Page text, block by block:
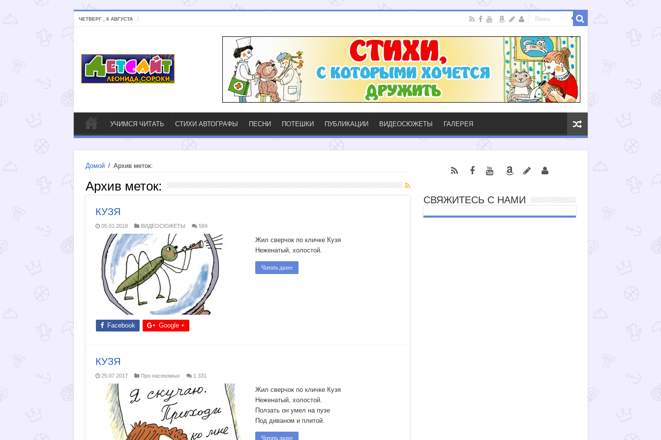
ЧЕТВЕРГ , 6 АВГУСТА
УЧИМСЯ ЧИТАТЬ СТИХИ АВТОГРАФЫ ПЕСНИ ПОТЕШКИ ПУБЛИКАЦИИ ВИДЕОСЮЖЕТЫ ГАЛЕРЕЯ
Домой / Архив меток:
Архив меток:
КУЗЯ
05.01.2018 ВИДЕОСЮЖЕТЫ 584
Жил сверчок по кличке Кузя
Неженатый, холостой.
Читать далее
Facebook Google +
КУЗЯ
25.07.2017 Про насекомых 1 331
Жил сверчок по кличке Кузя
Неженатый, холостой.
Ползать он умел на пузе
Под диваном и плитой.
Читать далее
СВЯЖИТЕСЬ С НАМИ